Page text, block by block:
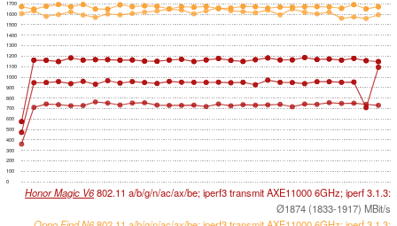
0
100
200
300
400
500
600
700
800
900
1000
1100
1200
1300
1400
1500
1600
1700
Honor Magic V6802.11 a/​b/​g/​n/​ac/​ax/​be; iperf3 transmit AXE11000 6GHz; iperf 3.1.3:
Ø1874 (1833-1917) MBit/s